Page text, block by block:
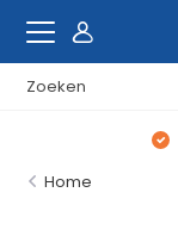
Home